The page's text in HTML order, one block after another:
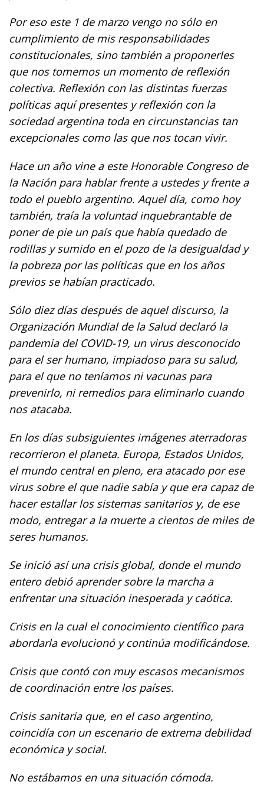
Por eso este 1 de marzo vengo no sólo en
cumplimiento de mis responsabilidades
constitucionales, sino también a proponerles
que nos tomemos un momento de reflexión
colectiva. Reflexión con las distintas fuerzas
políticas aquí presentes y reflexión con la
sociedad argentina toda en circunstancias tan
excepcionales como las que nos tocan vivir.
Hace un año vine a este Honorable Congreso de
la Nación para hablar frente a ustedes y frente a
todo el pueblo argentino. Aquel día, como hoy
también, traía la voluntad inquebrantable de
poner de pie un país que había quedado de
rodillas y sumido en el pozo de la desigualdad y
la pobreza por las políticas que en los años
previos se habían practicado.
Sólo diez días después de aquel discurso, la
Organización Mundial de la Salud declaró la
pandemia del COVID-19, un virus desconocido
para el ser humano, impiadoso para su salud,
para el que no teníamos ni vacunas para
prevenirlo, ni remedios para eliminarlo cuando
nos atacaba.
En los días subsiguientes imágenes aterradoras
recorrieron el planeta. Europa, Estados Unidos,
el mundo central en pleno, era atacado por ese
virus sobre el que nadie sabía y que era capaz de
hacer estallar los sistemas sanitarios y, de ese
modo, entregar a la muerte a cientos de miles de
seres humanos.
Se inició así una crisis global, donde el mundo
entero debió aprender sobre la marcha a
enfrentar una situación inesperada y caótica.
Crisis en la cual el conocimiento científico para
abordarla evolucionó y continúa modificándose.
Crisis que contó con muy escasos mecanismos
de coordinación entre los países.
Crisis sanitaria que, en el caso argentino,
coincidía con un escenario de extrema debilidad
económica y social.
No estábamos en una situación cómoda.